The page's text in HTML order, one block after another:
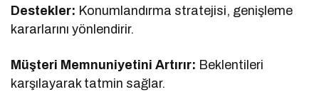
Destekler: Konumlandırma stratejisi, genişleme
kararlarını yönlendirir.
Müşteri Memnuniyetini Artırır: Beklentileri
karşılayarak tatmin sağlar.